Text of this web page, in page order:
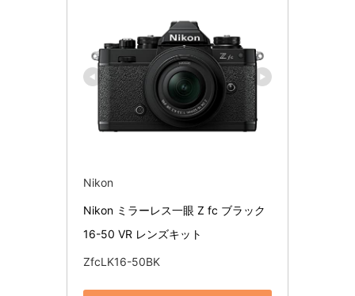
Nikon
Nikon ミラーレス一眼 Z fc ブラック
16-50 VR レンズキット
ZfcLK16-50BK